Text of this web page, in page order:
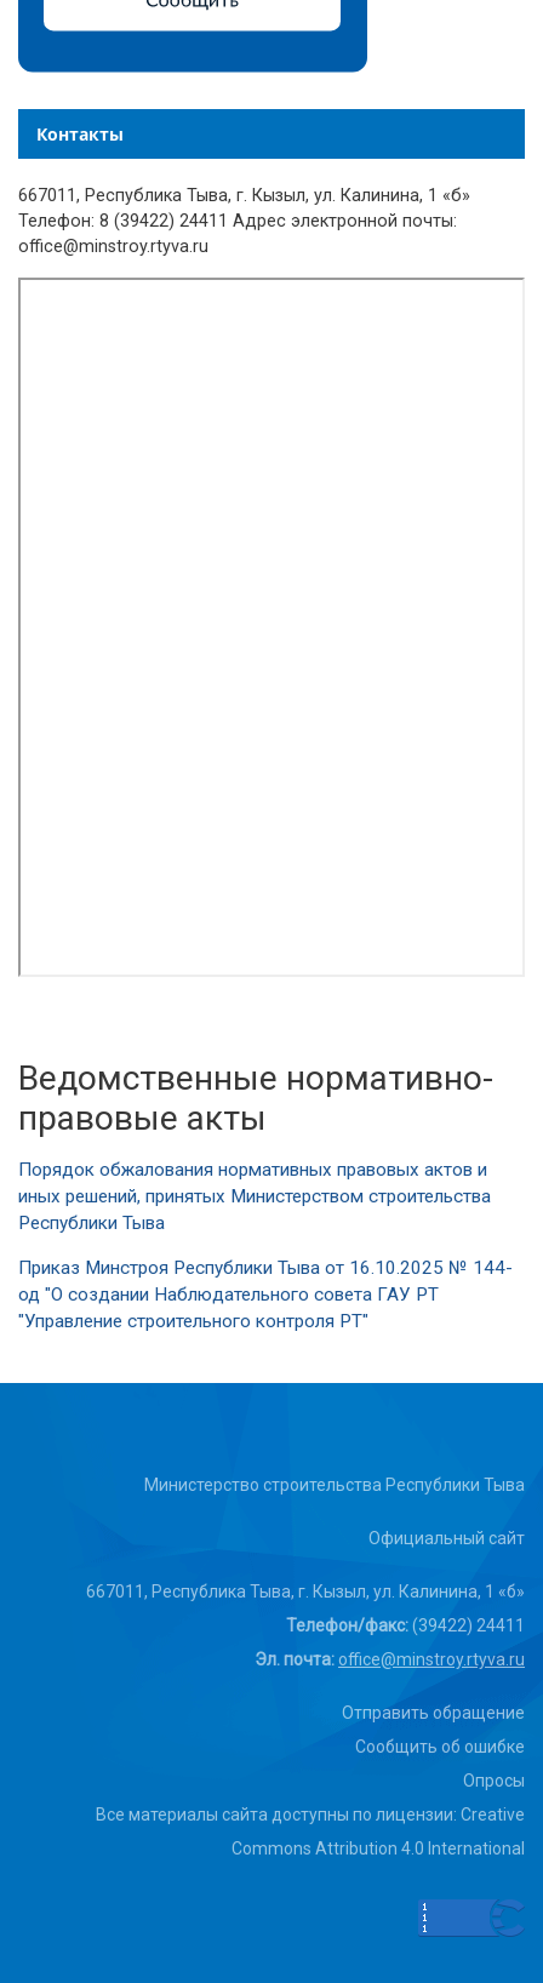
Контакты
667011, Республика Тыва, г. Кызыл, ул. Калинина, 1 «б»
Телефон: 8 (39422) 24411 Адрес электронной почты:
office@minstroy.rtyva.ru
Ведомственные нормативно-
правовые акты
Порядок обжалования нормативных правовых актов и
иных решений, принятых Министерством строительства
Республики Тыва
Приказ Минстроя Республики Тыва от 16.10.2025 № 144-
од "О создании Наблюдательного совета ГАУ РТ
"Управление строительного контроля РТ"
Министерство строительства Республики Тыва
Официальный сайт
667011, Республика Тыва, г. Кызыл, ул. Калинина, 1 «б»
Телефон/факс:(39422) 24411
Эл. почта:office@minstroy.rtyva.ru
Отправить обращение
Сообщить об ошибке
Опросы
Все материалы сайта доступны по лицензии: Creative
Commons Attribution 4.0 International